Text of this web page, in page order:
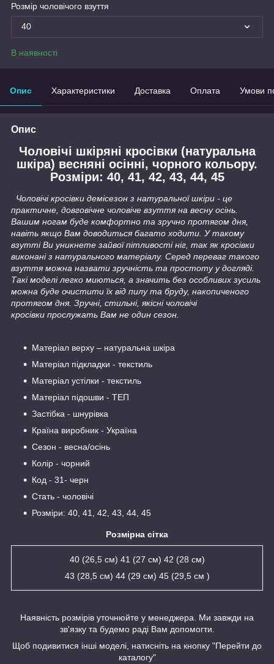
Розмір чоловічого взуття
40
В наявності
Опис Характеристики Доставка Оплата Умови
Опис
Чоловічі шкіряні кросівки (натуральна
шкіра) весняні осінні, чорного кольору.
Розміри: 40, 41, 42, 43, 44, 45
Чоловічі кросівки демісезон з натуральної шкіри - це
практичне, довговічне чоловіче взуття на весну осінь.
Вашим ногам буде комфортно та зручно протягом дня,
навіть якщо Вам доводиться багато ходити. У такому
взутті Ви уникнете зайвої пітливості ніг, так як кросівки
виконані з натурального матеріалу. Серед переваг такого
взуття можна назвати зручність та простоту у догляді.
Такі моделі легко миються, а значить без особливих зусиль
можна буде очистити їх від пилу та бруду, накопиченого
протягом дня. Зручні, стильні, якісні чоловічі
кросівки прослужать Вам не один сезон.
Матеріал верху – натуральна шкіра
Матеріал підкладки - текстиль
Матеріал устілки - текстиль
Матеріал підошви - ТЕП
Застібка - шнурівка
Країна виробник - Україна
Сезон - весна/осінь
Колір - чорний
Код - 31- черн
Стать - чоловічі
Розміри: 40, 41, 42, 43, 44, 45
Розмірна сітка
40 (26,5 см) 41 (27 см) 42 (28 см)
43 (28,5 см) 44 (29 см) 45 (29,5 см )
Наявність розмірів уточнюйте у менеджера. Ми завжди на
зв'язку та будемо раді Вам допомогти.
Щоб подивитися інші моделі, натисніть на кнопку "Перейти до
каталогу"